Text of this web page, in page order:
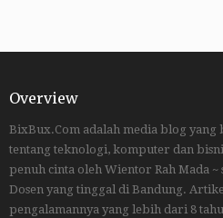
Overview
BixBux.Com adalah media blog
tentang teknologi, komputer dan
penuh cinta oleh Wientor Rah Mada
Dosen yang tinggal di Bandung.
pengalamannya yang lebih dari 8